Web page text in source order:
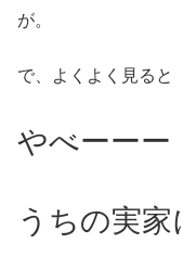
が。
で、よくよく見ると
やべーーー
うちの実